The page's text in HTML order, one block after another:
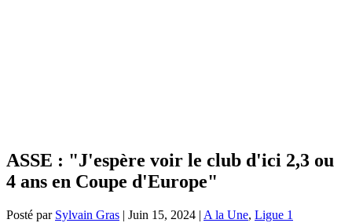
ASSE : "J'espère voir le club d'ici 2,3 ou
4 ans en Coupe d'Europe"
Posté par Sylvain Gras | Juin 15, 2024 | A la Une, Ligue 1